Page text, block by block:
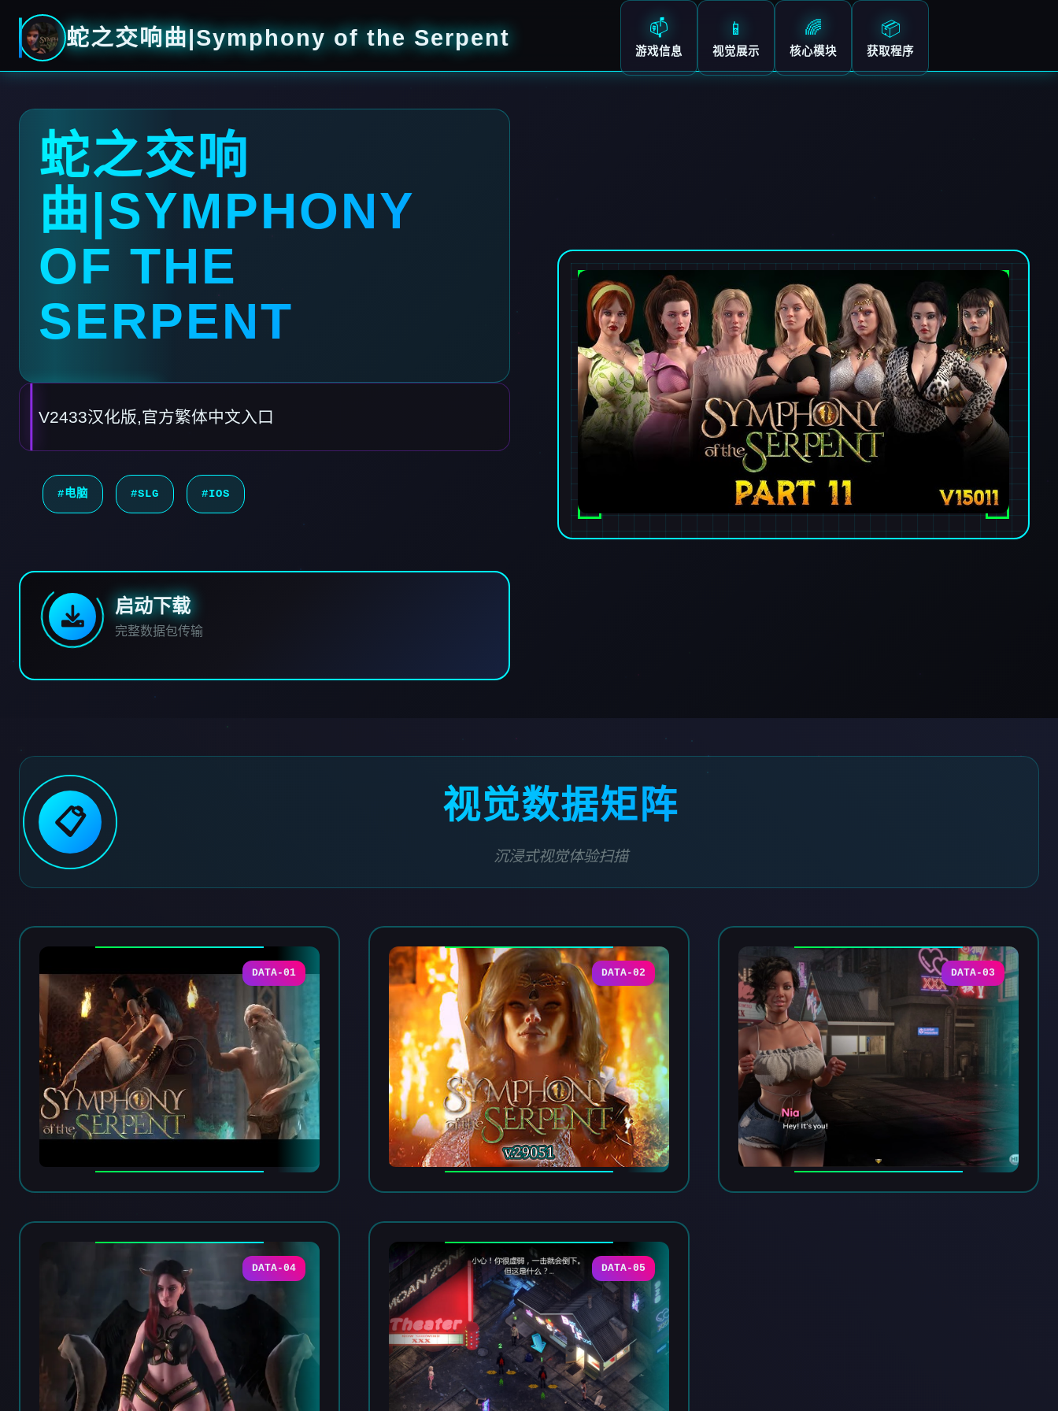
蛇之交响曲|Symphony of the Serpent 📫
游戏信息
📱
视觉展示
🌈
核心模块
📦
获取程序
蛇之交响
曲|SYMPHONY
OF THE
SERPENT
V2433汉化版,官方繁体中文入口
#电脑 #SLG #IOS
启动下载
完整数据包传输
📋 视觉数据矩阵
沉浸式视觉体验扫描
DATA-01 DATA-02 DATA-03
DATA-04 DATA-05